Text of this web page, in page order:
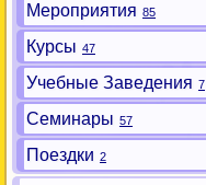
Мероприятия 85
Курсы 47
Учебные Заведения 7
Семинары 57
Поездки 2